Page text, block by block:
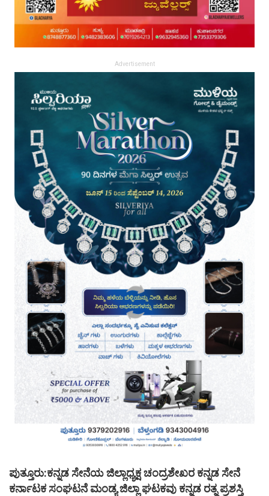
Advertisement
ಪುತ್ತೂರು:ಕನ್ನಡ ಸೇನೆಯ ಜಿಲ್ಲಾಧ್ಯಕ್ಷ ಚಂದ್ರಶೇಖರ ಕನ್ನಡ ಸೇನೆ
ಕರ್ನಾಟಕ ಸಂಘಟನೆ ಮಂಡ್ಯ ಜಿಲ್ಲಾ ಘಟಕವು ಕನ್ನಡ ರತ್ನ ಪ್ರಶಸ್ತಿ